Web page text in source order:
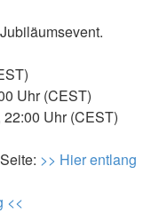
Uhr (CEST)
Uhr (CEST)
>> Hier entlang
<<